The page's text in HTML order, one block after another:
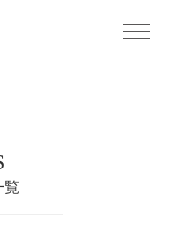
覧